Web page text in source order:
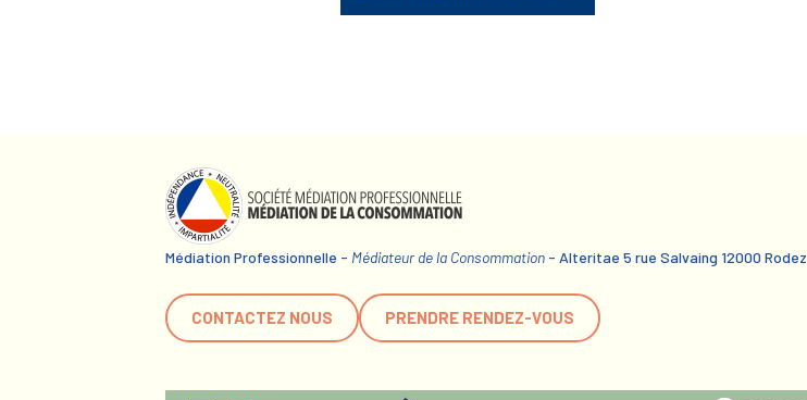
Médiation Professionnelle - Médiateur de la Consommation - Alteritae 5 rue Salvaing 12000 Rodez
CONTACTEZ NOUS PRENDRE RENDEZ-VOUS